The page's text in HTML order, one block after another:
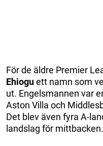
För de äldre Premier
Ehioguett namn som
ut. Engelsmannen var
Aston Villa och
Det blev även fyra A-
landslag för mittbacken.